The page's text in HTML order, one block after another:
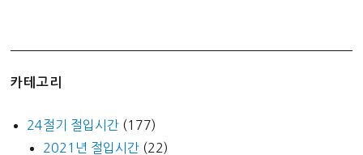
입
카테고리
24절기 절입시간 (177)
2021년 절입시간 (22)